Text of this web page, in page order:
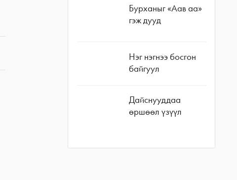
Бурханыг «Аав аа»
гэж дууд
Нэг нэгнээ босгон
байгуул
Дайснууддаа
өршөөл үзүүл